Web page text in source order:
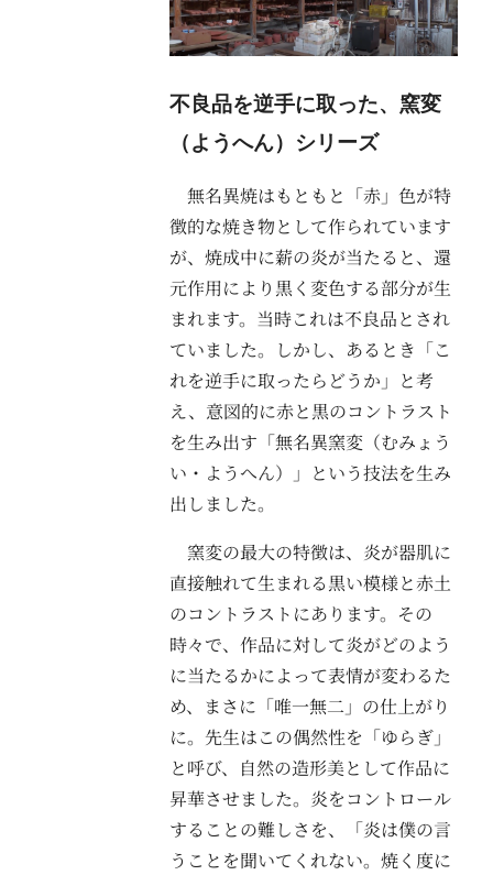
不良品を逆手に取った、窯変
（ようへん）シリーズ
無名異焼はもともと「赤」色が特
徴的な焼き物として作られています
が、焼成中に薪の炎が当たると、還
元作用により黒く変色する部分が生
まれます。当時これは不良品とされ
ていました。しかし、あるとき「こ
れを逆手に取ったらどうか」と考
え、意図的に赤と黒のコントラスト
を生み出す「無名異窯変（むみょう
い・ようへん）」という技法を生み
出しました。
窯変の最大の特徴は、炎が器肌に
直接触れて生まれる黒い模様と赤土
のコントラストにあります。その
時々で、作品に対して炎がどのよう
に当たるかによって表情が変わるた
め、まさに「唯一無二」の仕上がり
に。先生はこの偶然性を「ゆらぎ」
と呼び、自然の造形美として作品に
昇華させました。炎をコントロール
することの難しさを、「炎は僕の言
うことを聞いてくれない。焼く度に